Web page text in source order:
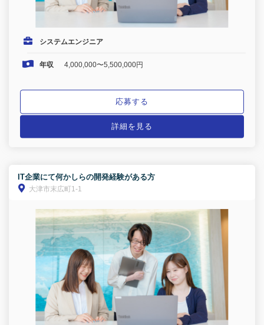
システムエンジニア
年収 4,000,000〜5,500,000円
応募する
詳細を見る
IT企業にて何かしらの開発経験がある方
大津市末広町1-1